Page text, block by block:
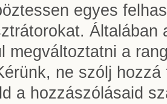
egyes
Általában
megváltoztatni a
ne szólj
a hozzászólásaid